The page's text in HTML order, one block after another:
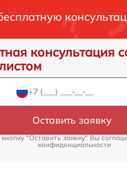
консультация
Оставить заявку
"Оставить заявку" Вы
конфиденциальности